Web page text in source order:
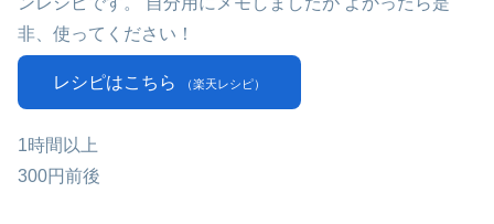
非、使ってください！
レシピはこちら （楽天レシピ）
1時間以上
300円前後